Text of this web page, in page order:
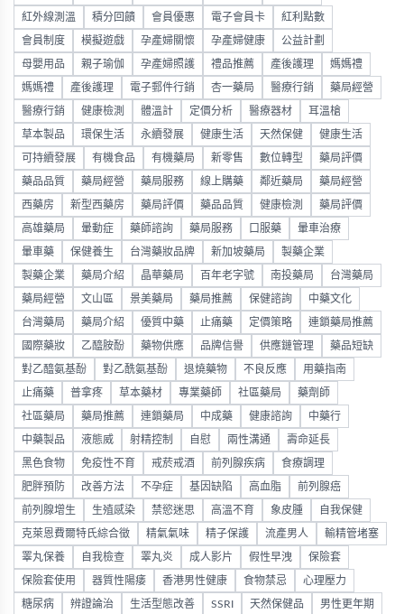
紅外線測溫 積分回饋 會員優惠 電子會員卡 紅利點數
會員制度 模擬遊戲 孕產婦關懷 孕產婦健康 公益計劃
母嬰用品 親子瑜伽 孕產婦照護 禮品推薦 產後護理 媽媽禮
媽媽禮 產後護理 電子郵件行銷 杏一藥局 醫療行銷 藥局經營
醫療行銷 健康檢測 體溫計 定價分析 醫療器材 耳溫槍
草本製品 環保生活 永續發展 健康生活 天然保健 健康生活
可持續發展 有機食品 有機藥局 新零售 數位轉型 藥局評價
藥品品質 藥局經營 藥局服務 線上購藥 鄰近藥局 藥局經營
西藥房 新型西藥房 藥局評價 藥品品質 健康檢測 藥局評價
高雄藥局 暈動症 藥師諮詢 藥局服務 口服藥 暈車治療
暈車藥 保健養生 台灣藥妝品牌 新加坡藥局 製藥企業
製藥企業 藥局介紹 晶華藥局 百年老字號 南投藥局 台灣藥局
藥局經營 文山區 景美藥局 藥局推薦 保健諮詢 中藥文化
台灣藥局 藥局介紹 優質中藥 止痛藥 定價策略 連鎖藥局推薦
國際藥妝 乙醯胺酚 藥物供應 品牌信譽 供應鏈管理 藥品短缺
對乙醯氨基酚 對乙酰氨基酚 退燒藥物 不良反應 用藥指南
止痛藥 普拿疼 草本藥材 專業藥師 社區藥局 藥劑師
社區藥局 藥局推薦 連鎖藥局 中成藥 健康諮詢 中藥行
中藥製品 液態威 射精控制 自慰 兩性溝通 壽命延長
黑色食物 免疫性不育 戒菸戒酒 前列腺疾病 食療調理
肥胖預防 改善方法 不孕症 基因缺陷 高血脂 前列腺癌
前列腺增生 生殖感染 禁慾迷思 高溫不育 象皮腫 自我保健
克萊恩費爾特氏綜合徵 精氣氣味 精子保護 流產男人 輸精管堵塞
睪丸保養 自我檢查 睪丸炎 成人影片 假性早洩 保險套
保險套使用 器質性陽痿 香港男性健康 食物禁忌 心理壓力
糖尿病 辨證論治 生活型態改善 SSRI 天然保健品 男性更年期